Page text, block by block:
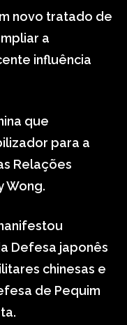
novo tratado de
a
influência
que
para a
Relações
Wong.
Defesa japonês
chinesas e
de Pequim